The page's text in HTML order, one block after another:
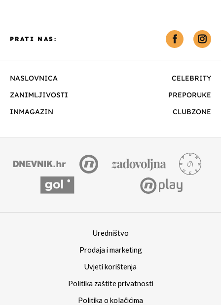
NASLOVNICA
CELEBRITY
ZANIMLJIVOSTI
PREPORUKE
INMAGAZIN
CLUBZONE
PRATI NAS:
Uredništvo
Prodaja i marketing
Uvjeti korištenja
Politika zaštite privatnosti
Politika o kolačićima